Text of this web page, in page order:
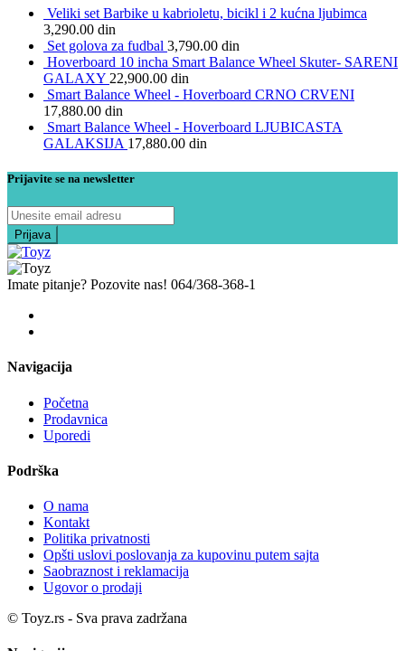
Veliki set Barbike u kabrioletu, bicikl i 2 kućna ljubimca
3,290.00 din
Set golova za fudbal 3,790.00 din
Hoverboard 10 incha Smart Balance Wheel Skuter- SARENI
GALAXY 22,900.00 din
Smart Balance Wheel - Hoverboard CRNO CRVENI
17,880.00 din
Smart Balance Wheel - Hoverboard LJUBICASTA
GALAKSIJA 17,880.00 din
Prijavite se na newsletter
Imate pitanje? Pozovite nas! 064/368-368-1
Navigacija
Početna
Prodavnica
Uporedi
Podrška
O nama
Kontakt
Politika privatnosti
Opšti uslovi poslovanja za kupovinu putem sajta
Saobraznost i reklamacija
Ugovor o prodaji
© Toyz.rs - Sva prava zadržana